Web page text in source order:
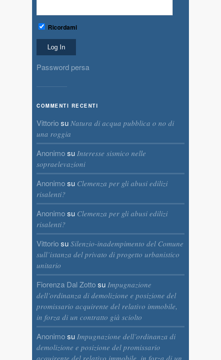
Ricordami
Password persa
COMMENTI RECENTI
Vittoriosu Natura di acqua pubblica o no di
una roggia
Anonimosu Interesse sismico nelle
sopraelevazioni
Anonimosu Clemenza per gli abusi edilizi
risalenti?
Anonimosu Clemenza per gli abusi edilizi
risalenti?
Vittoriosu Silenzio-inadempimento del Comune
sull’istanza del privato di progetto urbanistico
unitario
Fiorenza Dal Zottosu Impugnazione
dell’ordinanza di demolizione e posizione del
promissario acquirente del relativo immobile,
in forza di un contratto già sciolto
Anonimosu Impugnazione dell’ordinanza di
demolizione e posizione del promissario